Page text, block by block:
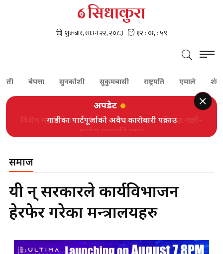
बेपत्ता सुनकोशी सुकुमबासी राष्ट्रपति एमाले
अपडेट
गाडीका पार्टपूर्जाको अवैध कारोबारी पक्राउ
समाज
यी हुन् सरकारले कार्यविभाजन
हेरफेर गरेका मन्त्रालयहरु